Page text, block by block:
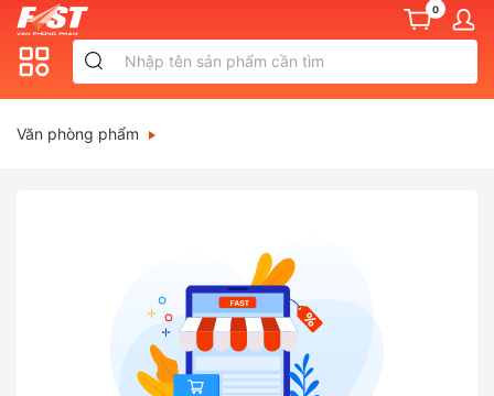
0
Văn phòng phẩm